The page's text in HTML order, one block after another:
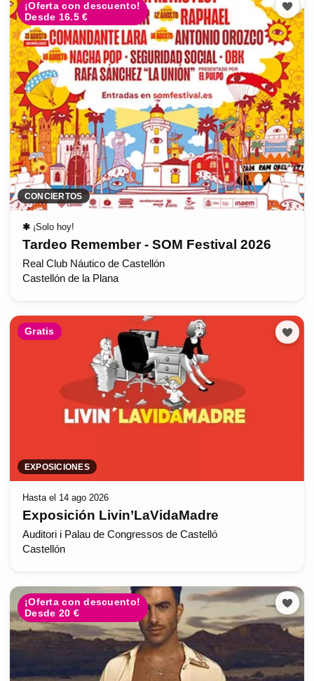
¡Oferta con descuento!
Desde 16.5 €
CONCIERTOS
✱ ¡Solo hoy!
Tardeo Remember - SOM Festival 2026
Real Club Náutico de Castellón
Castellón de la Plana
Gratis
EXPOSICIONES
Hasta el 14 ago 2026
Exposición Livin’LaVidaMadre
Auditori i Palau de Congressos de Castelló
Castellón
¡Oferta con descuento!
Desde 20 €